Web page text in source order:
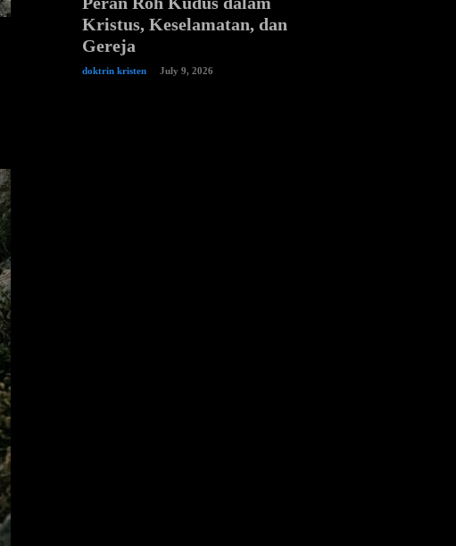
Kristus, Keselamatan, dan
Gereja
doktrin kristen July 9, 2026